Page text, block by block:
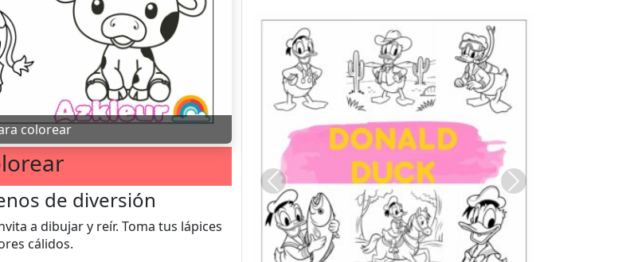
colorear
de diversión
a dibujar y reír. Toma tus lápices
cálidos.
Previous Next